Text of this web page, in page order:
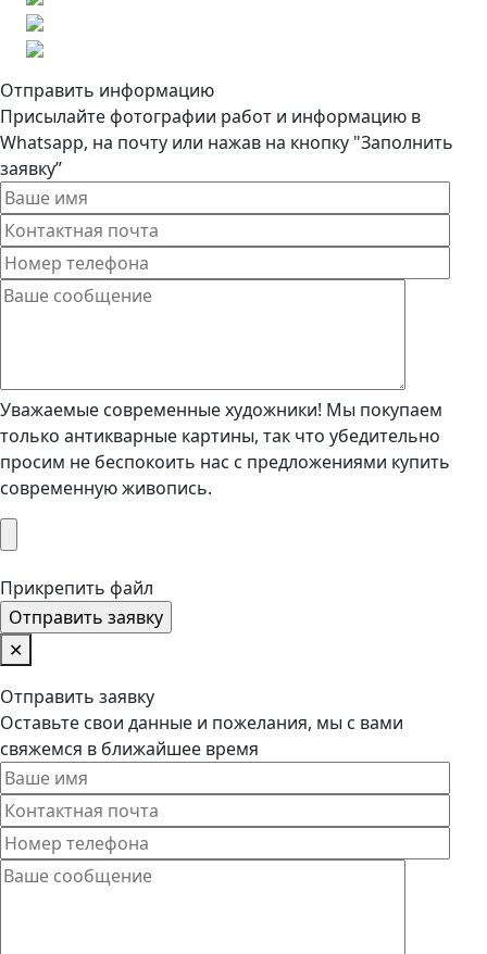
Отправить информацию
Присылайте фотографии работ и информацию в
Whatsapp, на почту или нажав на кнопку "Заполнить
заявку”
Уважаемые современные художники! Мы покупаем
только антикварные картины, так что убедительно
просим не беспокоить нас с предложениями купить
современную живопись.
Прикрепить файл
✕
Отправить заявку
Оставьте свои данные и пожелания, мы с вами
свяжемся в ближайшее время